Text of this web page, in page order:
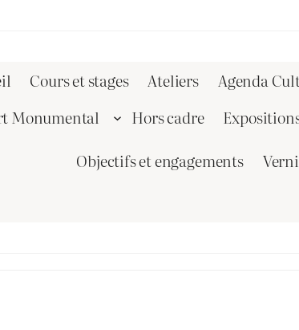
Cours et stages Ateliers
Agenda
Monumental
Hors cadre
Objectifs et engagements